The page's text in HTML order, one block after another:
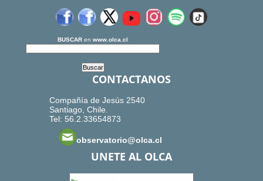
BUSCAR en www.olca.cl
CONTACTANOS
Compañía de Jesús 2540
Santiago, Chile.
Tel: 56.2.33654873
observatorio@olca.cl
UNETE AL OLCA